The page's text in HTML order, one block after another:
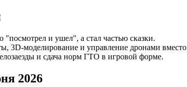
и ушел", а стал частью сказки.
3D-моделирование и управление дронами
и сдача норм ГТО в игровой форме.
2026